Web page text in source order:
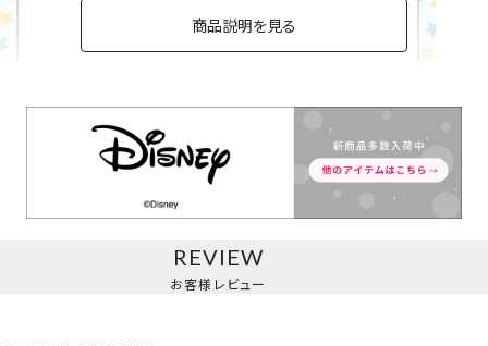
ティッシュポーチ
商品説明を見る
REVIEW
お客様レビュー